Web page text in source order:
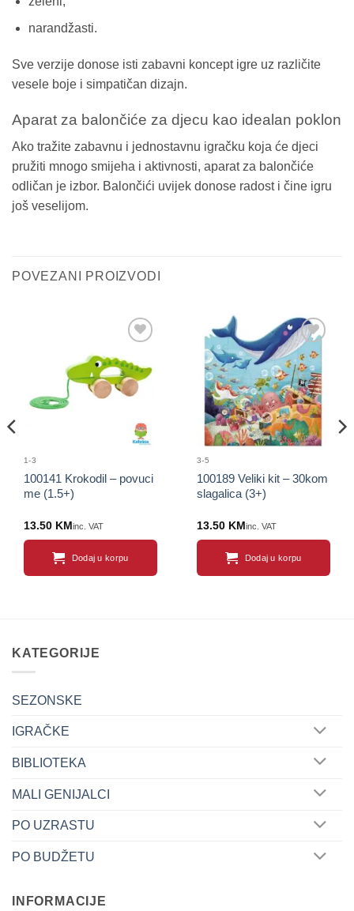
narandžasti.
Sve verzije donose isti zabavni koncept igre uz različite
vesele boje i simpatičan dizajn.
Aparat za balončiće za djecu kao idealan poklon
Ako tražite zabavnu i jednostavnu igračku koja će djeci
pružiti mnogo smijeha i aktivnosti, aparat za balončiće
odličan je izbor. Balončići uvijek donose radost i čine igru
još veselijom.
POVEZANI PROIZVODI
proizvod
1-3
100141 Krokodil – povuci
me (1.5+)
13.50 KM inc. VAT
Dodaj u korpu
Sačuvaj
proizvod
3-5
100189 Veliki kit – 30kom
slagalica (3+)
13.50 KM inc. VAT
Dodaj u korpu
KATEGORIJE
SEZONSKE
IGRAČKE
BIBLIOTEKA
MALI GENIJALCI
PO UZRASTU
PO BUDŽETU
INFORMACIJE